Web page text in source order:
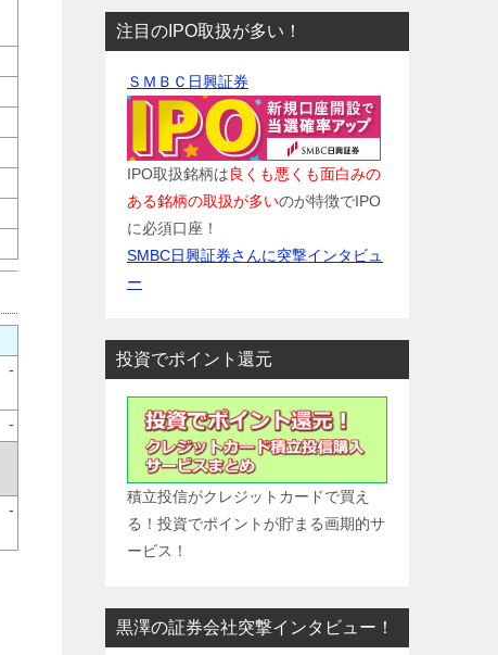
-
-
-
注目のIPO取扱が多い！
ＳＭＢＣ日興証券
IPO取扱銘柄は良くも悪くも面白みの
ある銘柄の取扱が多いのが特徴でIPO
に必須口座！
SMBC日興証券さんに突撃インタビュ
ー
投資でポイント還元
積立投信がクレジットカードで買え
る！投資でポイントが貯まる画期的サ
ービス！
黒澤の証券会社突撃インタビュー！